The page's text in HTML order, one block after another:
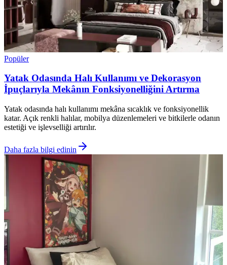
Popüler
Yatak Odasında Halı Kullanımı ve Dekorasyon
İpuçlarıyla Mekânın Fonksiyonelliğini Artırma
Yatak odasında halı kullanımı mekâna sıcaklık ve fonksiyonellik
katar. Açık renkli halılar, mobilya düzenlemeleri ve bitkilerle odanın
estetiği ve işlevselliği artırılır.
Daha fazla bilgi edinin